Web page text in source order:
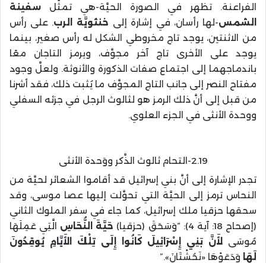
الفراعنة. تظهر في الصورة الحيَّة-هي تمثِّل سفينة
الشمس-لها رأسان، في إشارة إلى خنثويَّة الرب. على رأس
من الاثنتين، يوجد تاج مخروطي الشكل له رأس صغير، بينما
يوجد على الأخرى تاج آخر مجوَّف، ويرمز التاجان معًا
باندماجهما إلى اجتماع صفات الذكورة والأنوثة. ولعلَّ وجود
مفتاح النصر إلى جانب التاج المجوَّف ما يُثبت ذلك، فقد أشرنا
من قبل إلى أنَّ ذلك الرمز هو لثالوث الرجل في جزئه السفلي
ووحدة الأنثى في الجزء العلوي.
2.19-التحام ثالوث الذَّكر ووَحدة الأنثى
تجدر الإشارة إلى أنَّ بني إسرائيل قد أقاموا الشعائر لحيَّة من
النحاس ترمز إلى الحيَّة التي تحوَّلت إليها عصا موسى، وقد
سحقها حزقيا ملك إسرائيل، كما جاء في سفر الملوك الثاني
(إصحاح 18: آية 4): “وَسَحَقَ (حزقيا)
حَيَّةَ النُّحَاسِ الَّتِي عَمِلَهَا
مُوسَى لأَنَّ بَنِي إِسْرَائِيلَ كَانُوا إِلَى تِلْكَ الأَيَّامِ يُوقِدُونَ
لَهَا وَدَعَوْهَا «نَحُشْتَانَ».”